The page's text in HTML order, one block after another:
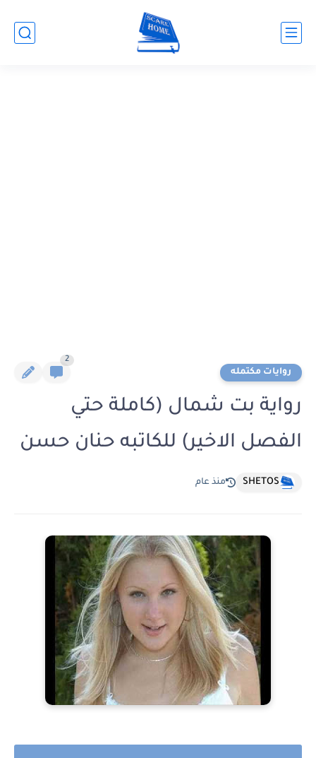
روايات مكتمله
2
رواية بت شمال (كاملة حتي
الفصل الاخير) للكاتبه حنان حسن
SHETOS منذ عام